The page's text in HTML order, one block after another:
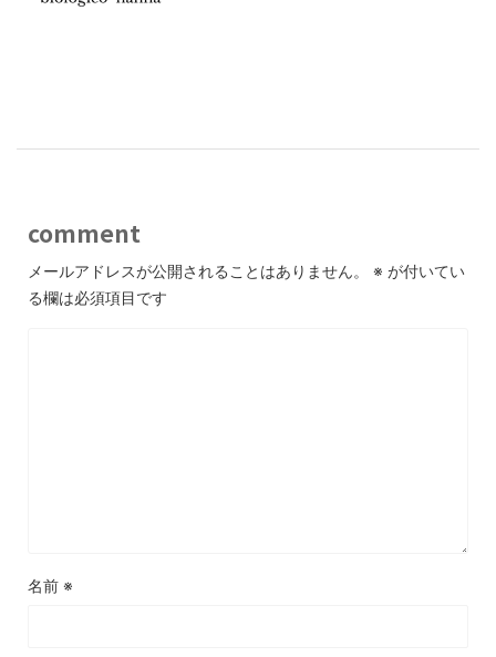
comment
メールアドレスが公開されることはありません。 ※ が付いてい
る欄は必須項目です
名前 ※